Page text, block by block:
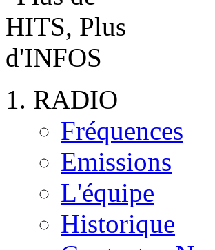
RADIO
Fréquences
Emissions
L'équipe
Historique